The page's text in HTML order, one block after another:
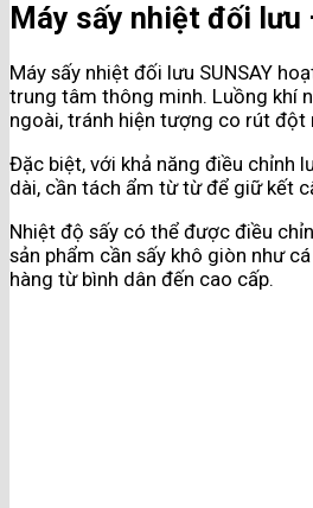
Máy sấy nhiệt đối lưu
Máy sấy nhiệt đối lưu SUNSAY
trung tâm thông minh. Luồng khí
ngoài, tránh hiện tượng co rút
Đặc biệt, với khả năng điều chỉnh
dài, cần tách ẩm từ từ để giữ kết
Nhiệt độ sấy có thể được điều
sản phẩm cần sấy khô giòn như
hàng từ bình dân đến cao cấp.